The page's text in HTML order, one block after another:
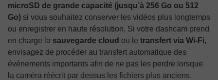
microSD de grande capacité (jusqu’à 256 Go ou 512
Go) si vous souhaitez conserver les vidéos plus longtemps
ou enregistrer en haute résolution. Si votre dashcam prend
en charge la sauvegarde cloud ou le transfert via Wi-Fi,
envisagez de procéder au transfert automatique des
événements importants afin de ne pas les perdre lorsque
la caméra réécrit par dessus les fichiers plus anciens.